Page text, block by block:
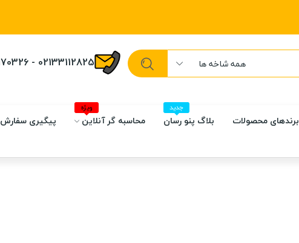
همه شاخه ها 02133112825 - 09910170326
برندهای محصولات بلاگ پنو رسان
جدید
محاسبه گر آنلاین
ویژه
پیگیری سفارش